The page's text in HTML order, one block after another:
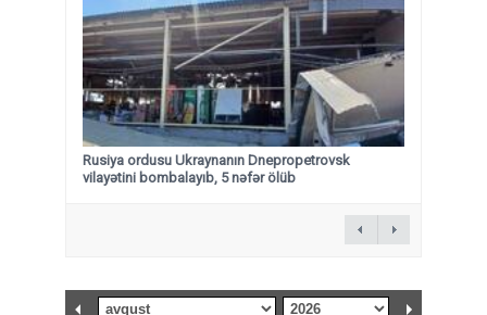
Rusiya ordusu Ukraynanın Dnepropetrovsk
vilayətini bombalayıb, 5 nəfər ölüb